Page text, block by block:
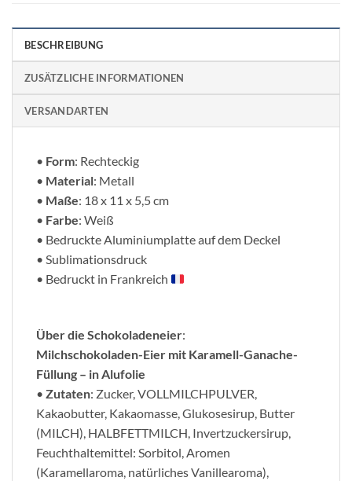
BESCHREIBUNG
ZUSÄTZLICHE INFORMATIONEN
VERSANDARTEN
• Form: Rechteckig
• Material: Metall
• Maße: 18 x 11 x 5,5 cm
• Farbe: Weiß
• Bedruckte Aluminiumplatte auf dem Deckel
• Sublimationsdruck
• Bedruckt in Frankreich
Über die Schokoladeneier:
Milchschokoladen-Eier mit Karamell-Ganache-
Füllung – in Alufolie
• Zutaten: Zucker, VOLLMILCHPULVER,
Kakaobutter, Kakaomasse, Glukosesirup, Butter
(MILCH), HALBFETTMILCH, Invertzuckersirup,
Feuchthaltemittel: Sorbitol, Aromen
(Karamellaroma, natürliches Vanillearoma),